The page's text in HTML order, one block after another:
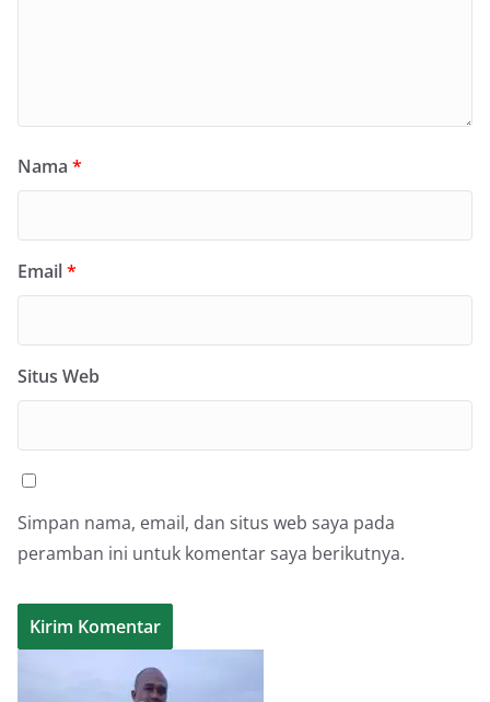
Nama *
Email*
Situs Web
Simpan nama, email, dan situs web saya pada
peramban ini untuk komentar saya berikutnya.